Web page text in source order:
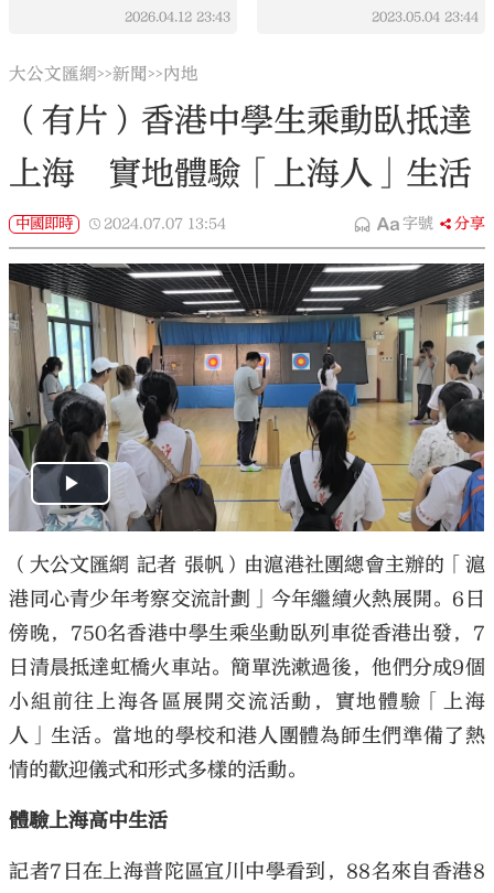
2026.04.12 23:43 2023.05.04 23:44
大公文匯網>>新聞>>內地
（有片）香港中學生乘動臥抵達
上海 實地體驗「上海人」生活
中國即時 2024.07.07 13:54 字號 分享
（大公文匯網 記者 張帆）由滬港社團總會主辦的「滬
港同心青少年考察交流計劃」今年繼續火熱展開。6日
傍晚，750名香港中學生乘坐動臥列車從香港出發，7
日清晨抵達虹橋火車站。簡單洗漱過後，他們分成9個
小組前往上海各區展開交流活動，實地體驗「上海
人」生活。當地的學校和港人團體為師生們準備了熱
情的歡迎儀式和形式多樣的活動。
體驗上海高中生活
記者7日在上海普陀區宜川中學看到，88名來自香港8